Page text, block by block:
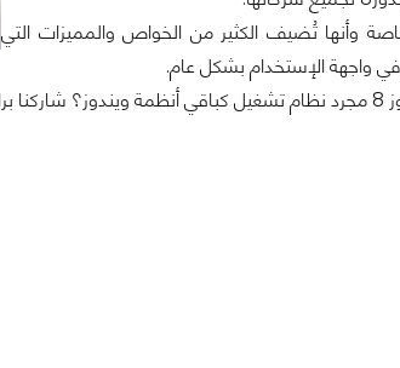
بالذكر أن مايكروسوفت تأمل انطلاقة جديدة بأنظمة ويندوز8 خاصة وأنها تُضيف الكثير من الخواص والمميزات التي
في واجهة الإستخدام بشكل عام.